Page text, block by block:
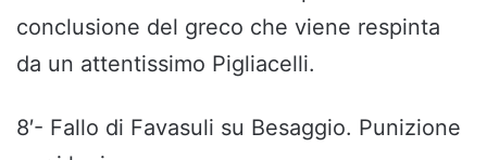
conclusione del greco che viene respinta
da un attentissimo Pigliacelli.
8′- Fallo di Favasuli su Besaggio. Punizione